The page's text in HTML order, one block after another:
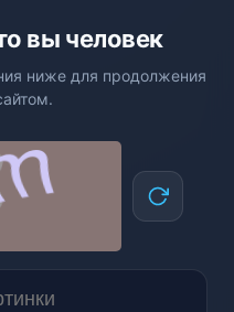
вы человек
ниже для продолжения